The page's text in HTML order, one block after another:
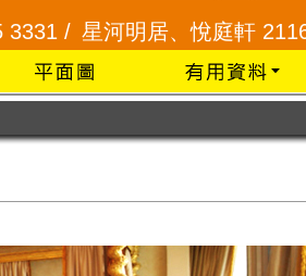
星河明居、悅庭軒 2116 8008 /